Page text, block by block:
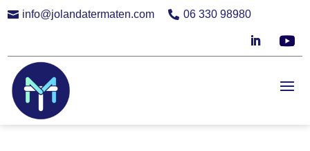
 info@jolandatermaten.com  06 330 98980